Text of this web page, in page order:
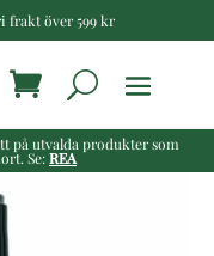
frakt över 599 kr
på utvalda produkter som
Se:REA